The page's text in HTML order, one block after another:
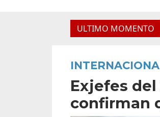
ULTIMO MOMENTO
Legislatura acompañó la clásica
Exjefes
confirman